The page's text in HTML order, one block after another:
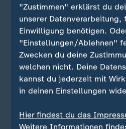
Champions League -
"Zustimmen" erklärst du
unserer Datenverarbeitung,
Einwilligung benötigen.
"Einstellungen/Ablehnen"
Zwecken du deine
welchen nicht. Deine
kannst du jederzeit mit
in deinen Einstellungen
Hier findest du das
Weitere Informationen